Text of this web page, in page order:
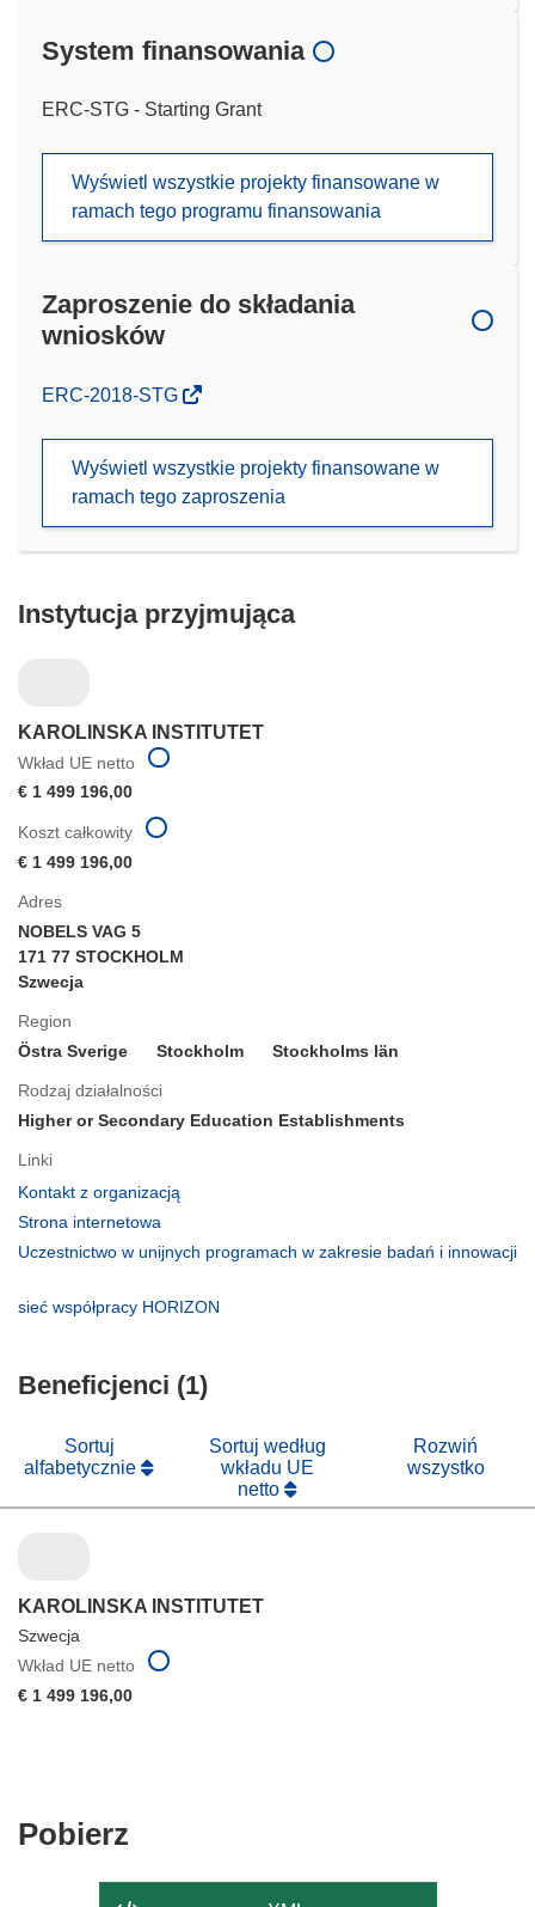
System finansowania
ERC-STG - Starting Grant
Wyświetl wszystkie projekty finansowane w
ramach tego programu finansowania
Zaproszenie do składania
wniosków
(odnośnik
nowym
ERC-2018-STG
Wyświetl wszystkie projekty finansowane w
ramach tego zaproszenia
Instytucja przyjmująca
KAROLINSKA INSTITUTET
Wkład UE netto
€ 1 499 196,00
Adres
NOBELS VAG 5
171 77 STOCKHOLM
Szwecja
Region
Östra Sverige
Stockholm Stockholms län
Rodzaj działalności
Higher or Secondary Education Establishments
Linki
Kontakt z organizacją
oknie)
Strona internetowa
otworzy
Uczestnictwo w unijnych programach w zakresie badań i innowacji
otworzy
nowym
sieć współpracy HORIZON
Koszt całkowity
€ 1 499 196,00
Beneficjenci (1)
Sortuj
alfabetycznie
Sortuj według
wkładu UE
netto
Rozwiń
wszystko
KAROLINSKA INSTITUTET
Szwecja
Wkład UE netto
€ 1 499 196,00
Pobierz